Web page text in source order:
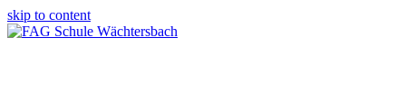
skip to content